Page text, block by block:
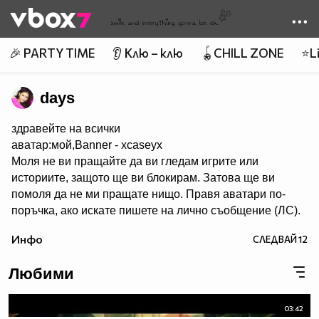
👾
🎉 PARTY TIME 👂 Клю – клю 🪀CHILL ZONE
days
здравейте на всички
аватар:мой,Banner - xcaseyx
Моля не ви пращайте да ви гледам игрите или
историите, защото ще ви блокирам. Затова ще ви
помоля да не ми пращате нищо. Правя аватари по-
поръчка, ако искате пишете на лично съобщение (ЛС).
каквото мога. Не участвам в конкурси. В сайта има
красиви профили. Също ,че се запознах с много добри
хора. Е СЕГА НЕЩО ЗА МЕН. Така обичам много,много
Инфо СЛЕДВАЙ12
Любими
03:42